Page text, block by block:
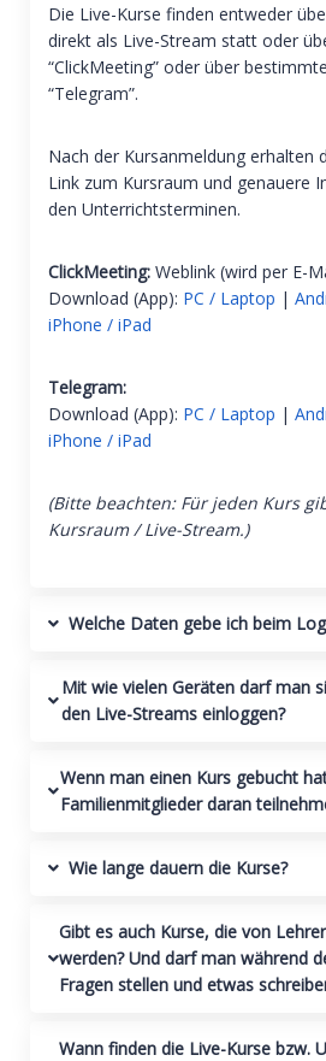
Die Live-Kurse finden entweder
direkt als Live-Stream statt oder
“ClickMeeting” oder über
“Telegram”.
Nach der Kursanmeldung erhalten
Link zum Kursraum und genauere
den Unterrichtsterminen.
ClickMeeting: Weblink (wird per E-
Download (App): PC / Laptop |
iPhone / iPad
Telegram:
Download (App): PC / Laptop |
iPhone / iPad
(Bitte beachten: Für jeden Kurs
Kursraum / Live-Stream.)
Welche Daten gebe ich beim
Mit wie vielen Geräten darf man
den Live-Streams einloggen?
Wenn man einen Kurs gebucht
Familienmitglieder daran
Wie lange dauern die Kurse?
Gibt es auch Kurse, die von
werden? Und darf man während
Fragen stellen und etwas
Wann finden die Live-Kurse bzw.